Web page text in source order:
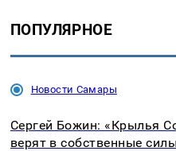
ПОПУЛЯРНОЕ
Новости Самары
Сергей Божин: «Крылья
верят в собственные